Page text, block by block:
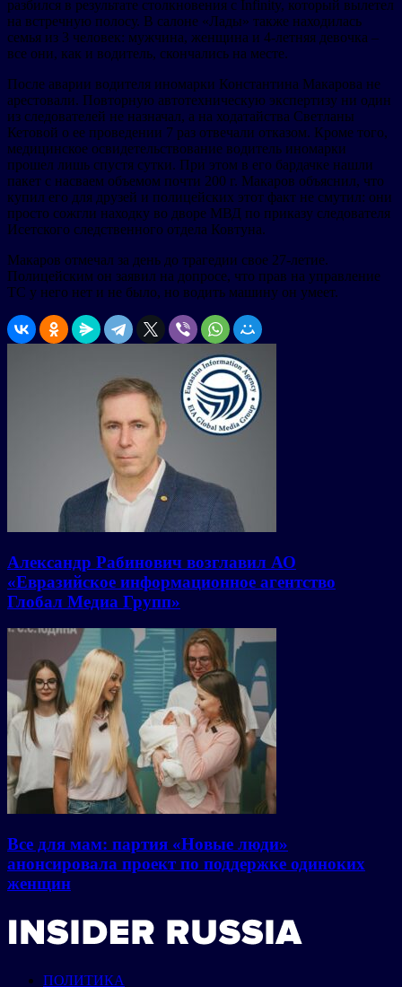
разбился в результате столкновения с Infinity, который вылетел
на встречную полосу. В салоне «Лады» также находилась
семья из 3 человек: мужчина, женщина и 4-летняя девочка –
все они, как и водитель, скончались на месте.
После аварии водителя иномарки Константина Макарова не
арестовали. Повторную автотехническую экспертизу ни один
из следователей не назначал, а на ходатайства Светланы
Кетовой о ее проведении 7 раз отвечали отказом. Кроме того,
медицинское освидетельствование водитель иномарки
прошел лишь спустя сутки. При этом в его бардачке нашли
пакет с насваем объемом почти 200 г. Макаров объяснил, что
купил его для друзей и полицейских этот факт не смутил: они
просто сожгли находку во дворе МВД по приказу следователя
Исетского следственного отдела Ковтуна.
Макаров отмечал за день до трагедии свое 27-летие.
Полицейским он заявил на допросе, что прав на управление
ТС у него нет и не было, но водить машину он умеет.
Александр Рабинович возглавил АО
«Евразийское информационное агентство
Глобал Медиа Групп»
Все для мам: партия «Новые люди»
анонсировала проект по поддержке одиноких
женщин
ПОЛИТИКА